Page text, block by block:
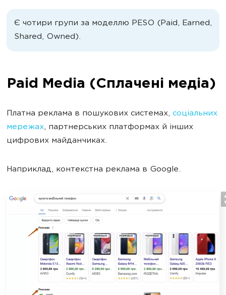
Є чотири групи за моделлю PESO (Paid, Earned,
Shared, Owned).
Paid Media (Сплачені медіа)
Платна реклама в пошукових системах, соціальних
мережах, партнерських платформах й інших
цифрових майданчиках.
Наприклад, контекстна реклама в Google.